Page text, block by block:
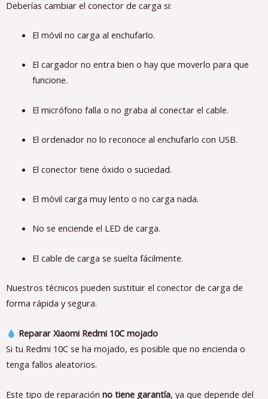
Deberías cambiar el conector de carga si:
El móvil no carga al enchufarlo.
El cargador no entra bien o hay que moverlo para que
funcione.
El micrófono falla o no graba al conectar el cable.
El ordenador no lo reconoce al enchufarlo con USB.
El conector tiene óxido o suciedad.
El móvil carga muy lento o no carga nada.
No se enciende el LED de carga.
El cable de carga se suelta fácilmente.
Nuestros técnicos pueden sustituir el conector de carga de
forma rápida y segura.
Reparar Xiaomi Redmi 10C mojado
Si tu Redmi 10C se ha mojado, es posible que no encienda o
tenga fallos aleatorios.
Este tipo de reparación no tiene garantía, ya que depende del